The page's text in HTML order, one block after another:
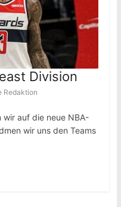
Division
Redaktion
wir auf die neue NBA-
wir uns den Teams